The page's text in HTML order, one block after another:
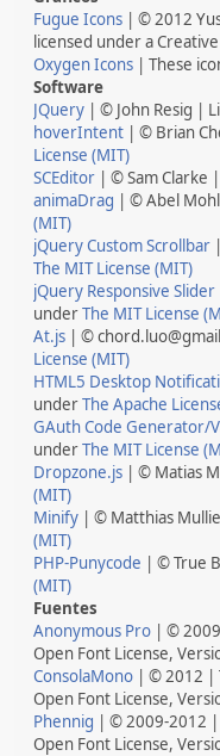
Fugue Icons | © 2012
licensed under a
Oxygen Icons | These
Software
JQuery | © John Resig |
hoverIntent | © Brian
License (MIT)
SCEditor | © Sam Clarke
animaDrag | © Abel
(MIT)
jQuery Custom Scrollbar
The MIT License (MIT)
jQuery Responsive Slider
underThe MIT License
At.js | ©
License (MIT)
HTML5 Desktop
underThe Apache
GAuth Code Generator/
underThe MIT License
Dropzone.js | © Matias
(MIT)
Minify | © Matthias
(MIT)
PHP-Punycode | © True
(MIT)
Fuentes
Anonymous Pro | ©
Open Font License,
ConsolaMono | © 2012 |
Open Font License,
Phennig | © 2009-2012 |
Open Font License,